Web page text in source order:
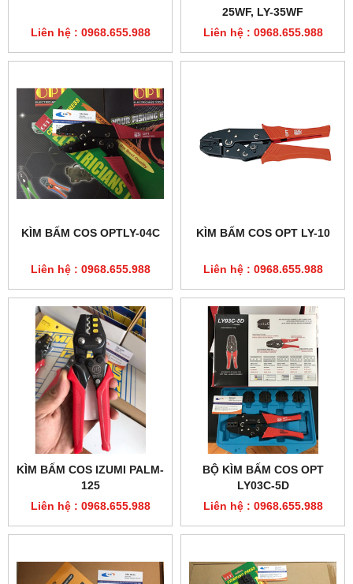
Liên hệ : 0968.655.988
25WF, LY-35WF
Liên hệ : 0968.655.988
KÌM BẤM COS OPTLY-04C
Liên hệ : 0968.655.988
KÌM BẤM COS OPT LY-10
Liên hệ : 0968.655.988
KÌM BẤM COS IZUMI PALM-
125
Liên hệ : 0968.655.988
BỘ KÌM BẤM COS OPT
LY03C-5D
Liên hệ : 0968.655.988